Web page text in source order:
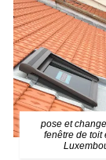
pose et
fenêtre de toit